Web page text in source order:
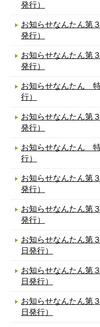
発行）
お知らせなんたん第
発行）
お知らせなんたん第
発行）
お知らせなんたん
行）
お知らせなんたん第
発行）
お知らせなんたん
行）
お知らせなんたん第
発行）
お知らせなんたん第
発行）
お知らせなんたん第
日発行）
お知らせなんたん第
日発行）
お知らせなんたん第
日発行）